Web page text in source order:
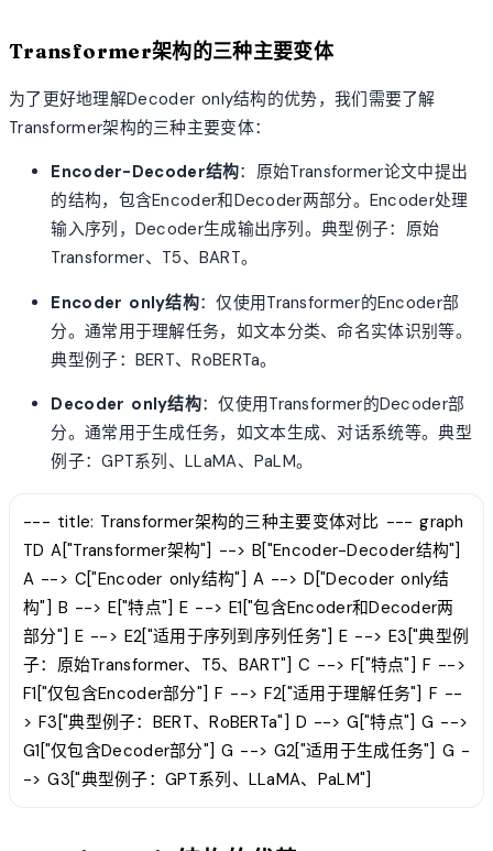
Transformer架构的三种主要变体
为了更好地理解Decoder only结构的优势，我们需要了解
Transformer架构的三种主要变体：
Encoder-Decoder结构：原始Transformer论文中提出
的结构，包含Encoder和Decoder两部分。Encoder处理
输入序列，Decoder生成输出序列。典型例子：原始
Transformer、T5、BART。
Encoder only结构：仅使用Transformer的Encoder部
分。通常用于理解任务，如文本分类、命名实体识别等。
典型例子：BERT、RoBERTa。
Decoder only结构：仅使用Transformer的Decoder部
分。通常用于生成任务，如文本生成、对话系统等。典型
例子：GPT系列、LLaMA、PaLM。
--- title: Transformer架构的三种主要变体对比 --- graph
TD A["Transformer架构"] --> B["Encoder-Decoder结构"]
A --> C["Encoder only结构"] A --> D["Decoder only结
构"] B --> E["特点"] E --> E1["包含Encoder和Decoder两
部分"] E --> E2["适用于序列到序列任务"] E --> E3["典型例
子：原始Transformer、T5、BART"] C --> F["特点"] F -->
F1["仅包含Encoder部分"] F --> F2["适用于理解任务"] F --
> F3["典型例子：BERT、RoBERTa"] D --> G["特点"] G -->
G1["仅包含Decoder部分"] G --> G2["适用于生成任务"] G -
-> G3["典型例子：GPT系列、LLaMA、PaLM"]